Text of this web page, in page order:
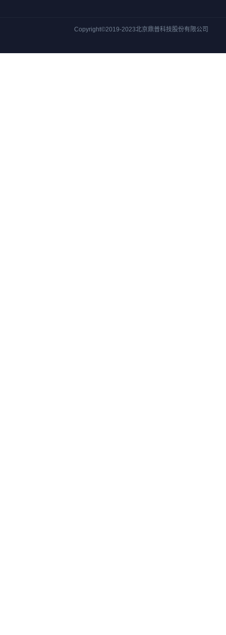
Copyright©2019-2023北京鼎普科技股份有限公司